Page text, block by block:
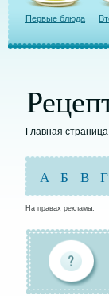
Первые блюда
Главная страница
А Б В Г
На правах рекламы: